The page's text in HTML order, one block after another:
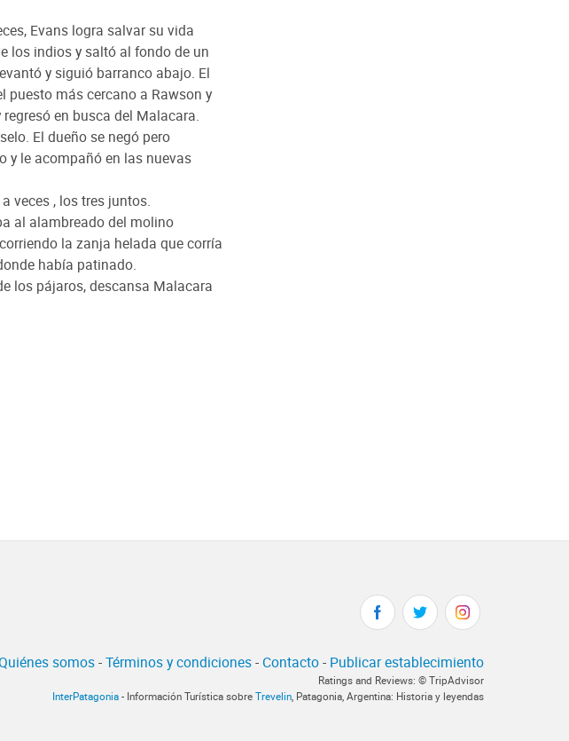
Evans logra salvar su vida
los indios y saltó al fondo de un
y siguió barranco abajo. El
puesto más cercano a Rawson y
en busca del Malacara.
El dueño se negó pero
y le acompañó en las nuevas
veces , los tres juntos.
al alambreado del molino
la zanja helada que corría
había patinado.
los pájaros, descansa Malacara
somos-Términos y condiciones- Contacto- Publicar establecimiento
Ratings and Reviews: © TripAdvisor
InterPatagonia - Información Turística sobre Trevelin, Patagonia, Argentina: Historia y leyendas